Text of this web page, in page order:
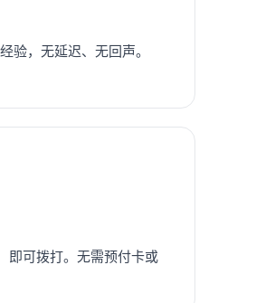
验，无延迟、无回声。
即可拨打。无需预付卡或